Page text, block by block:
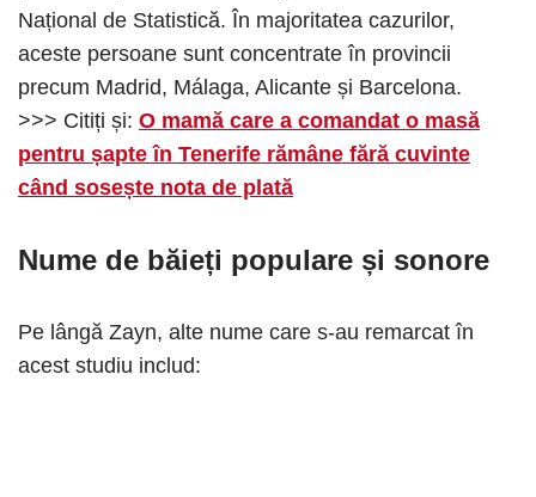
Național de Statistică. În majoritatea cazurilor,
aceste persoane sunt concentrate în provincii
precum Madrid, Málaga, Alicante și Barcelona.
>>> Citiți și: O mamă care a comandat o masă
pentru șapte în Tenerife rămâne fără cuvinte
când sosește nota de plată
Nume de băieți populare și sonore
Pe lângă Zayn, alte nume care s-au remarcat în
acest studiu includ: